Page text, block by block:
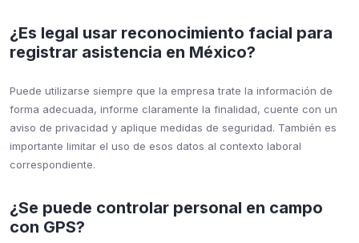
¿Es legal usar reconocimiento facial para
registrar asistencia en México?
Puede utilizarse siempre que la empresa trate la información de
forma adecuada, informe claramente la finalidad, cuente con un
aviso de privacidad y aplique medidas de seguridad. También es
importante limitar el uso de esos datos al contexto laboral
correspondiente.
¿Se puede controlar personal en campo
con GPS?